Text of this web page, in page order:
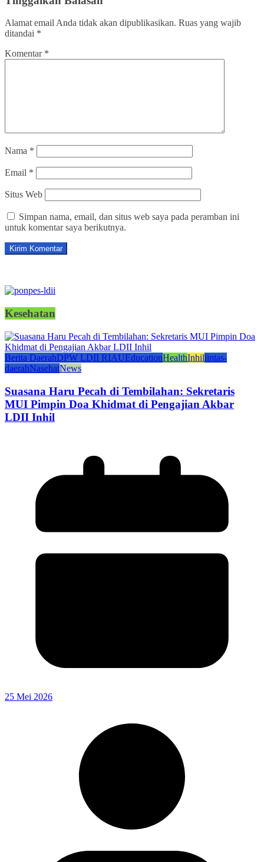
Alamat email Anda tidak akan dipublikasikan. Ruas yang wajib
ditandai *
Komentar *
Nama *
Email *
Situs Web
Simpan nama, email, dan situs web saya pada peramban ini
untuk komentar saya berikutnya.
Kesehatan
Berita DaerahDPW LDII RIAUEducationHealthInhillintas-
daerahNasehatNews
Suasana Haru Pecah di Tembilahan: Sekretaris
MUI Pimpin Doa Khidmat di Pengajian Akbar
LDII Inhil
25 Mei 2026